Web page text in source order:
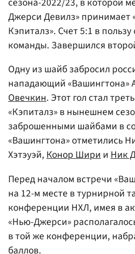
Джерси Девилз» принимает
Кэпиталз». Счет 5:1 в
команды. Завершился
Одну из шайб забросил
нападающий «Вашингтона»
Овечкин. Этот гол стал
«Кэпиталз» в нынешнем
заброшенными шайбами в
«Вашингтона» отметились
Хэтэуэй,Конор ШирииНик
Перед началом встречи
на 12-м месте в турнирной
конференции НХЛ, имея в
«Нью-Джерси»
в той же конференции,
баллов.